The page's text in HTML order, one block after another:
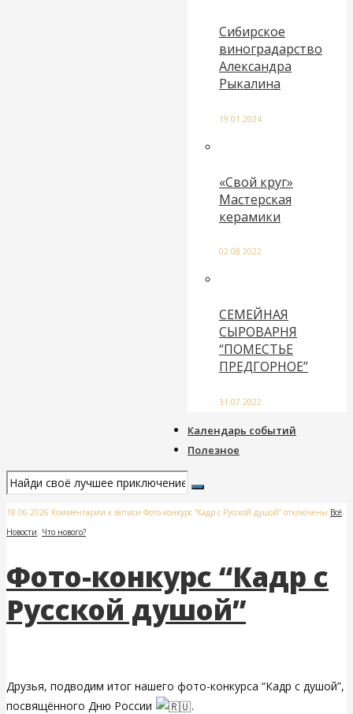
Сибирское
виноградарство
Александра
Рыкалина
19.01.2024
«Свой круг»
Мастерская
керамики
02.08.2022
СЕМЕЙНАЯ
СЫРОВАРНЯ
“ПОМЕСТЬЕ
ПРЕДГОРНОЕ”
31.07.2022
Календарь событий
Полезное
18.06.2026 Комментарии к записи Фото-конкурс “Кадр с Русской душой”отключены Всё,
Новости, Что нового?
Фото-конкурс “Кадр с
Русской душой”
Друзья, подводим итог нашего фото-конкурса “Кадр с душой”,
посвящённого Дню России
.